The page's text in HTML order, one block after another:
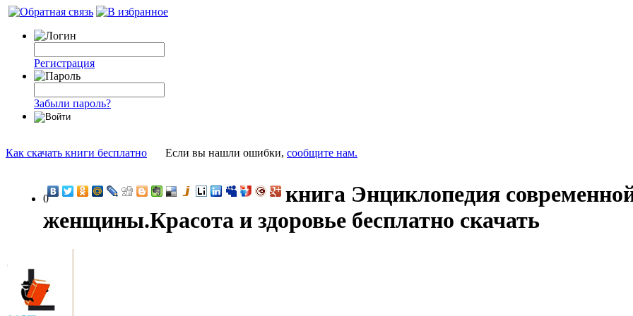
Регистрация
Забыли пароль?
Как скачать книги бесплатно Если вы нашли ошибки, сообщите нам.
0
книга Энциклопедия
женщины.Красота и здоровье бесплатно скачать